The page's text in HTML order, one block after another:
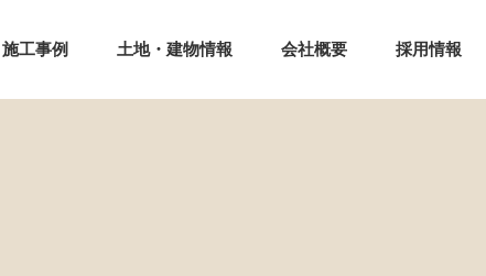
施工事例 土地・建物情報 会社概要 採用情報